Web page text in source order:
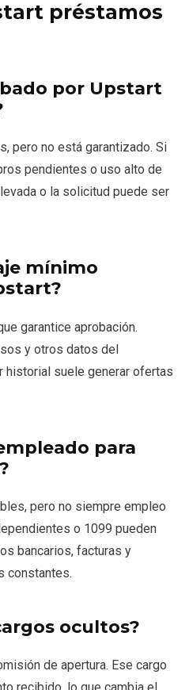
préstamos
por Upstart
pero no está garantizado. Si
pendientes o uso alto de
o la solicitud puede ser
mínimo
garantice aprobación.
y otros datos del
historial suele generar ofertas
para
pero no siempre empleo
o 1099 pueden
bancarios, facturas y
constantes.
ocultos?
de apertura. Ese cargo